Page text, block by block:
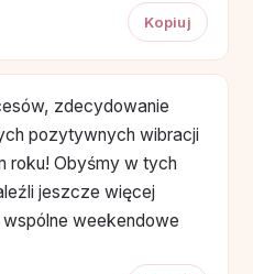
Kopiuj
zdecydowanie
pozytywnych wibracji
roku! Obyśmy w tych
jeszcze więcej
weekendowe